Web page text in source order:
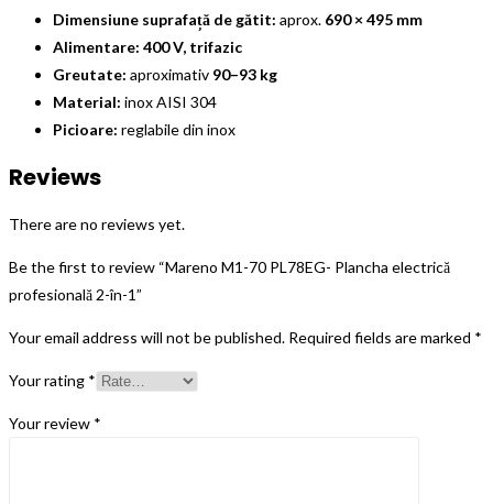
Dimensiune suprafață de gătit: aprox. 690 × 495 mm
Alimentare: 400 V, trifazic
Greutate: aproximativ 90–93 kg
Material: inox AISI 304
Picioare: reglabile din inox
Reviews
There are no reviews yet.
Be the first to review “Mareno M1-70 PL78EG- Plancha electrică
profesională 2-în-1”
Your email address will not be published. Required fields are marked *
Your rating *
Your review *